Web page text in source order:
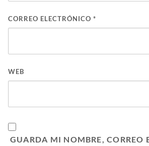
CORREO ELECTRÓNICO *
WEB
GUARDA MI NOMBRE, CORREO